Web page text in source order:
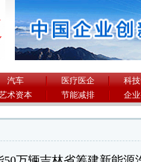
汽车 医疗医企
科
术资本 节能减排 企